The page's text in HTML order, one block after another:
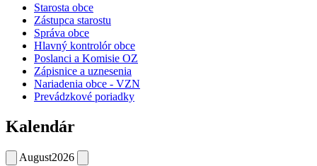
Starosta obce
Zástupca starostu
Správa obce
Hlavný kontrolór obce
Poslanci a Komisie OZ
Zápisnice a uznesenia
Nariadenia obce - VZN
Prevádzkové poriadky
Kalendár
August2026